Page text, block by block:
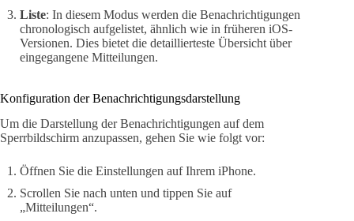
Liste: In diesem Modus werden die Benachrichtigungen
chronologisch aufgelistet, ähnlich wie in früheren iOS-
Versionen. Dies bietet die detaillierteste Übersicht über
eingegangene Mitteilungen.
Konfiguration der Benachrichtigungsdarstellung
Um die Darstellung der Benachrichtigungen auf dem
Sperrbildschirm anzupassen, gehen Sie wie folgt vor:
Öffnen Sie die Einstellungen auf Ihrem iPhone.
Scrollen Sie nach unten und tippen Sie auf
„Mitteilungen“.